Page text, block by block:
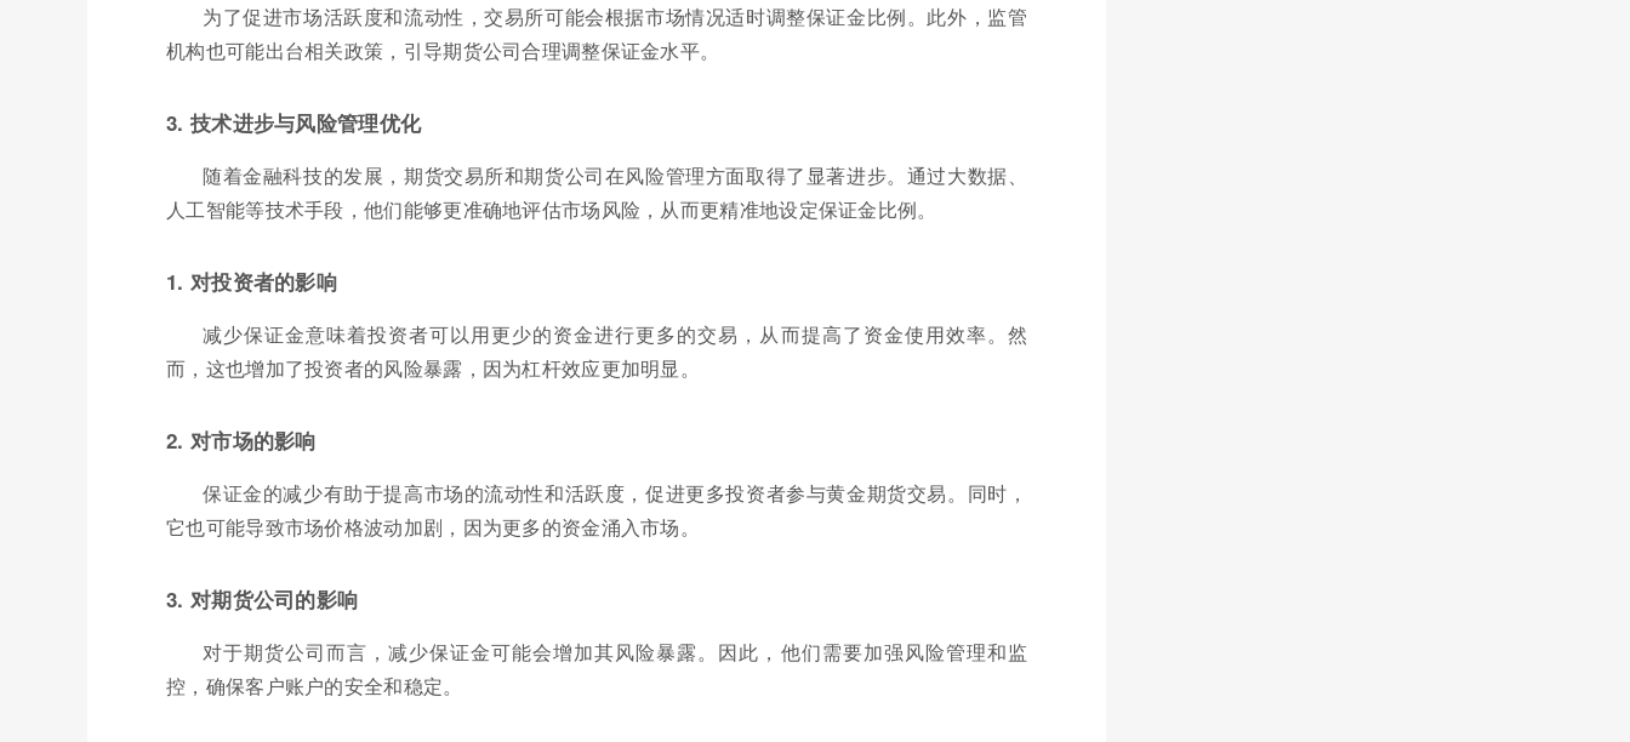
为了促进市场活跃度和流动性，交易所可能会根据市场情况适时调整保证金比例。此外，监管
机构也可能出台相关政策，引导期货公司合理调整保证金水平。
3. 技术进步与风险管理优化
随着金融科技的发展，期货交易所和期货公司在风险管理方面取得了显著进步。通过大数据、
人工智能等技术手段，他们能够更准确地评估市场风险，从而更精准地设定保证金比例。
1. 对投资者的影响
减少保证金意味着投资者可以用更少的资金进行更多的交易，从而提高了资金使用效率。然
而，这也增加了投资者的风险暴露，因为杠杆效应更加明显。
2. 对市场的影响
保证金的减少有助于提高市场的流动性和活跃度，促进更多投资者参与黄金期货交易。同时，
它也可能导致市场价格波动加剧，因为更多的资金涌入市场。
3. 对期货公司的影响
对于期货公司而言，减少保证金可能会增加其风险暴露。因此，他们需要加强风险管理和监
控，确保客户账户的安全和稳定。